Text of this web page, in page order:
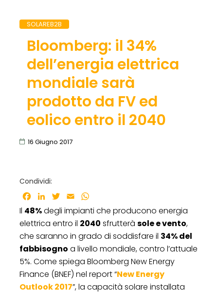
SOLAREB2B
Bloomberg: il 34%
dell’energia elettrica
mondiale sarà
prodotto da FV ed
eolico entro il 2040
16 Giugno 2017
Condividi:
Facebook
LinkedInTwitter
Email
Il 48%degli impianti che producono energia
elettrica entro il 2040 sfrutterà sole e vento,
che saranno in grado di soddisfare il 34% del
fabbisogno a livello mondiale, contro l’attuale
5%. Come spiega Bloomberg New Energy
Finance (BNEF) nel report “New Energy
Outlook 2017”, la capacità solare installata